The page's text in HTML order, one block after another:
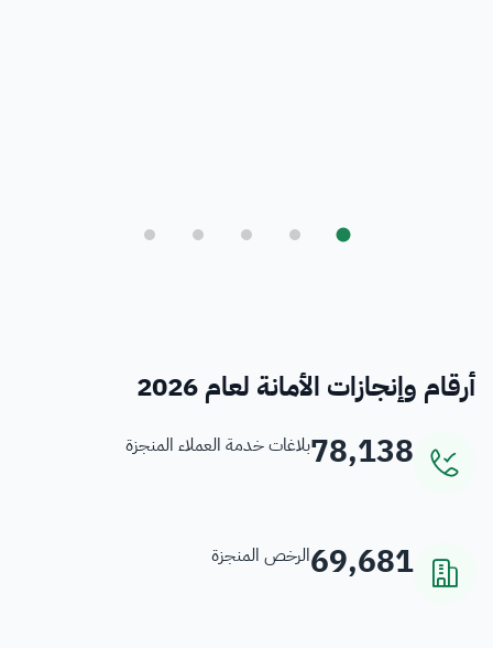
أرقام وإنجازات الأمانة لعام 2026
78,138بلاغات خدمة العملاء المنجزة
69,681الرخص المنجزة